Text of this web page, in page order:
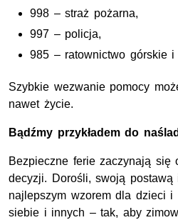
998 – straż pożarna,
997 – policja,
985 – ratownictwo górskie i
Szybkie wezwanie pomocy
nawet życie.
Bądźmy przykładem do
Bezpieczne ferie zaczynają się
decyzji. Dorośli, swoją postawą
najlepszym wzorem dla dzieci i
siebie i innych – tak, aby